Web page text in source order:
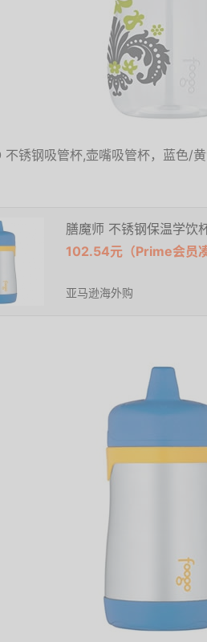
不锈钢吸管杯,壶嘴吸管杯，蓝色/
膳魔师 不锈钢保温学饮
102.54元（Prime会员
亚马逊海外购